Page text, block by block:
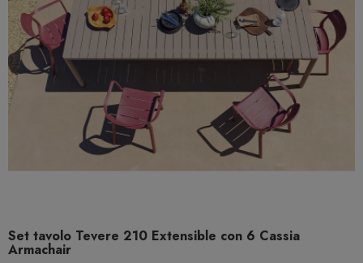
Set tavolo Tevere 210 Extensible con 6 Cassia
Armachair